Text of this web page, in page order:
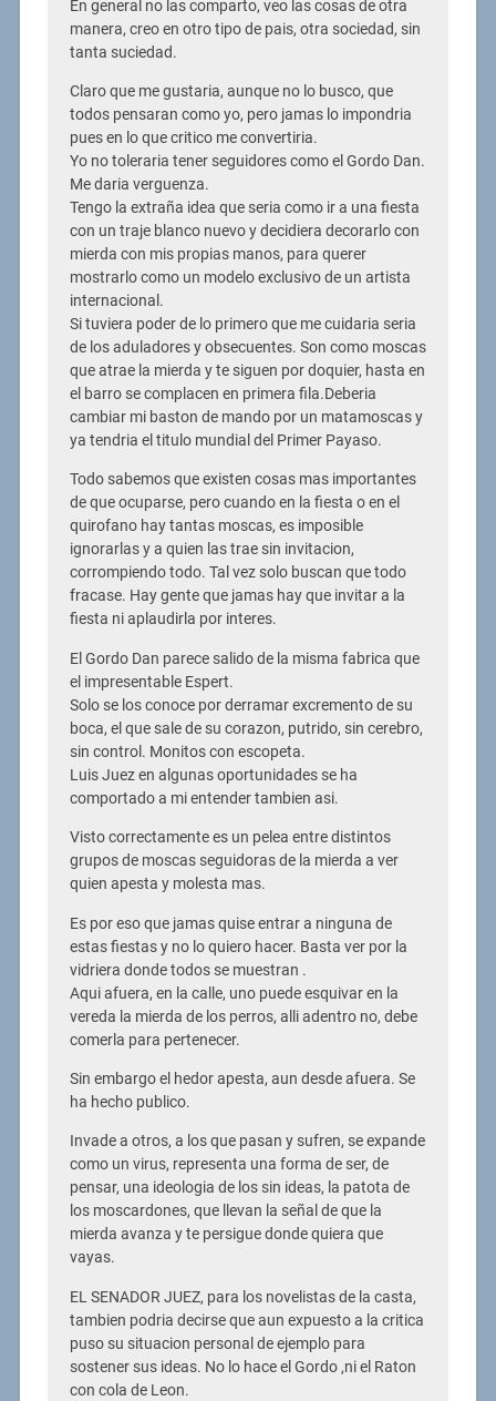
En general no las comparto, veo las cosas de otra
manera, creo en otro tipo de pais, otra sociedad, sin
tanta suciedad.
Claro que me gustaria, aunque no lo busco, que
todos pensaran como yo, pero jamas lo impondria
pues en lo que critico me convertiria.
Yo no toleraria tener seguidores como el Gordo Dan.
Me daria verguenza.
Tengo la extraña idea que seria como ir a una fiesta
con un traje blanco nuevo y decidiera decorarlo con
mierda con mis propias manos, para querer
mostrarlo como un modelo exclusivo de un artista
internacional.
Si tuviera poder de lo primero que me cuidaria seria
de los aduladores y obsecuentes. Son como moscas
que atrae la mierda y te siguen por doquier, hasta en
el barro se complacen en primera fila.Deberia
cambiar mi baston de mando por un matamoscas y
ya tendria el titulo mundial del Primer Payaso.
Todo sabemos que existen cosas mas importantes
de que ocuparse, pero cuando en la fiesta o en el
quirofano hay tantas moscas, es imposible
ignorarlas y a quien las trae sin invitacion,
corrompiendo todo. Tal vez solo buscan que todo
fracase. Hay gente que jamas hay que invitar a la
fiesta ni aplaudirla por interes.
El Gordo Dan parece salido de la misma fabrica que
el impresentable Espert.
Solo se los conoce por derramar excremento de su
boca, el que sale de su corazon, putrido, sin cerebro,
sin control. Monitos con escopeta.
Luis Juez en algunas oportunidades se ha
comportado a mi entender tambien asi.
Visto correctamente es un pelea entre distintos
grupos de moscas seguidoras de la mierda a ver
quien apesta y molesta mas.
Es por eso que jamas quise entrar a ninguna de
estas fiestas y no lo quiero hacer. Basta ver por la
vidriera donde todos se muestran .
Aqui afuera, en la calle, uno puede esquivar en la
vereda la mierda de los perros, alli adentro no, debe
comerla para pertenecer.
Sin embargo el hedor apesta, aun desde afuera. Se
ha hecho publico.
Invade a otros, a los que pasan y sufren, se expande
como un virus, representa una forma de ser, de
pensar, una ideologia de los sin ideas, la patota de
los moscardones, que llevan la señal de que la
mierda avanza y te persigue donde quiera que
vayas.
EL SENADOR JUEZ, para los novelistas de la casta,
tambien podria decirse que aun expuesto a la critica
puso su situacion personal de ejemplo para
sostener sus ideas. No lo hace el Gordo ,ni el Raton
con cola de Leon.